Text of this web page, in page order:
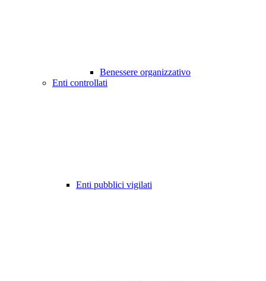
Benessere organizzativo
Enti controllati
Enti pubblici vigilati